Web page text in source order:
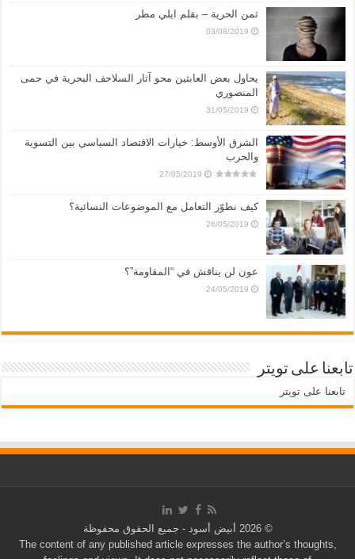
ثمن الحرية – بقلم ايلي مطر
03/08/2019
يحاول بعض العابثين محو آثار السلاحف البحرية في حمى
المنصوري
31/05/2019
الشرق الأوسط: خيارات الاقتصاد السياسي بين التسوية
والحرب
27/05/2019
كيف نطوّر التعامل مع الموضوعات النسائية؟
26/05/2019
عون لن يناقش في “المقاومة”؟
24/05/2019
تابعنا على تويتر
تابعنا على تويتر
© 2026 أبيض أسود - جميع الحقوق محفوظة
The content of any published article expresses the author’s thoughts,